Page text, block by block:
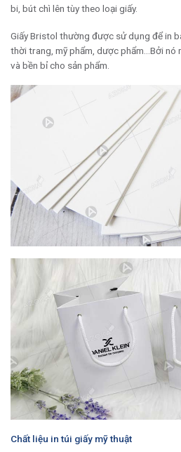
bi, bút chì lên tùy theo loại giấy.
Giấy Bristol thường được sử dụng để in
thời trang, mỹ phẩm, dược phẩm…Bởi nó
và bền bỉ cho sản phẩm.
Chất liệu in túi giấy mỹ thuật